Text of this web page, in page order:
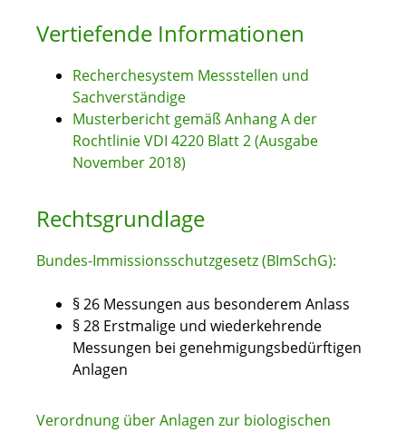
Vertiefende Informationen
Recherchesystem Messstellen und
Sachverständige
Musterbericht gemäß Anhang A der
Rochtlinie VDI 4220 Blatt 2 (Ausgabe
November 2018)
Rechtsgrundlage
Bundes-Immissionsschutzgesetz (BImSchG):
§ 26 Messungen aus besonderem Anlass
§ 28 Erstmalige und wiederkehrende
Messungen bei genehmigungsbedürftigen
Anlagen
Verordnung über Anlagen zur biologischen